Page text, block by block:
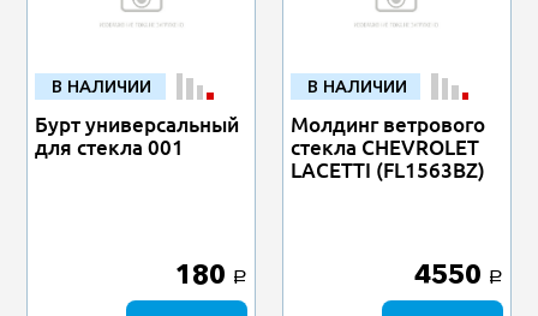
В НАЛИЧИИ
Бурт универсальный
для стекла 001
180 a
В НАЛИЧИИ
Молдинг ветрового
стекла CHEVROLET
LACETTI (FL1563BZ)
4550 a